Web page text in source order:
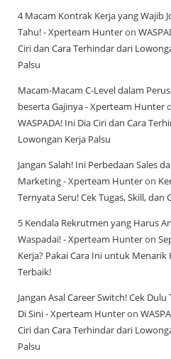
4 Macam Kontrak Kerja yang Wajib
Tahu! - Xperteam Hunteron
Ciri dan Cara Terhindar dari
Palsu
Macam-Macam C-Level dalam
beserta Gajinya - Xperteam Hunter
WASPADA! Ini Dia Ciri dan Cara
Lowongan Kerja Palsu
Jangan Salah! Ini Perbedaan Sales
Marketing - Xperteam Hunteron
Ternyata Seru! Cek Tugas, Skill, dan
5 Kendala Rekrutmen yang Harus
Waspadai! - Xperteam Hunteron
Kerja? Pakai Cara Ini untuk Menarik
Terbaik!
Jangan Asal Career Switch! Cek
Di Sini - Xperteam Hunteron
Ciri dan Cara Terhindar dari
Palsu